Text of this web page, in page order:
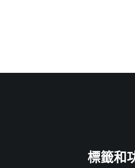
標籤和